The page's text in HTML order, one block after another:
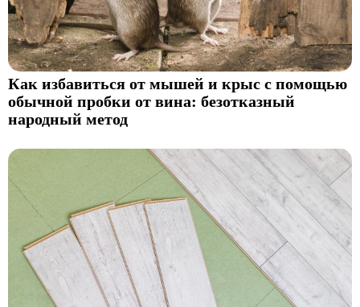
Как избавиться от мышей и крыс с помощью
обычной пробки от вина: безотказный
народный метод